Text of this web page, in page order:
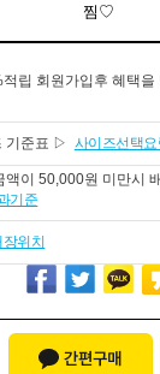
찜♡
립 회원가입후 혜택
기준표 ▷ 사이즈선택요
액이 50,000원 미만시
기준
장위치